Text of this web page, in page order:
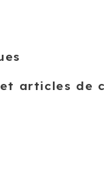
articles de